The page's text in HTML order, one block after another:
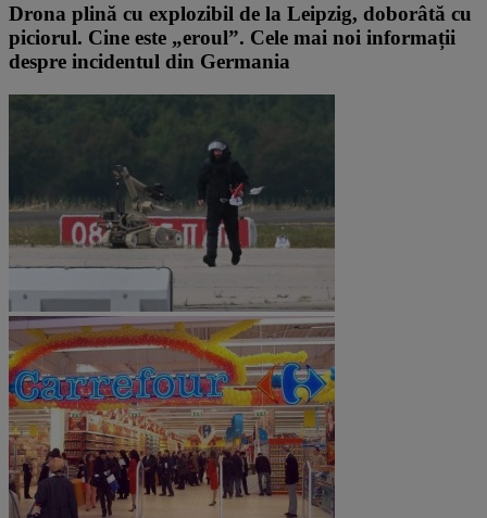
Drona plină cu explozibil de la Leipzig, doborâtă cu
piciorul. Cine este „eroul”. Cele mai noi informații
despre incidentul din Germania